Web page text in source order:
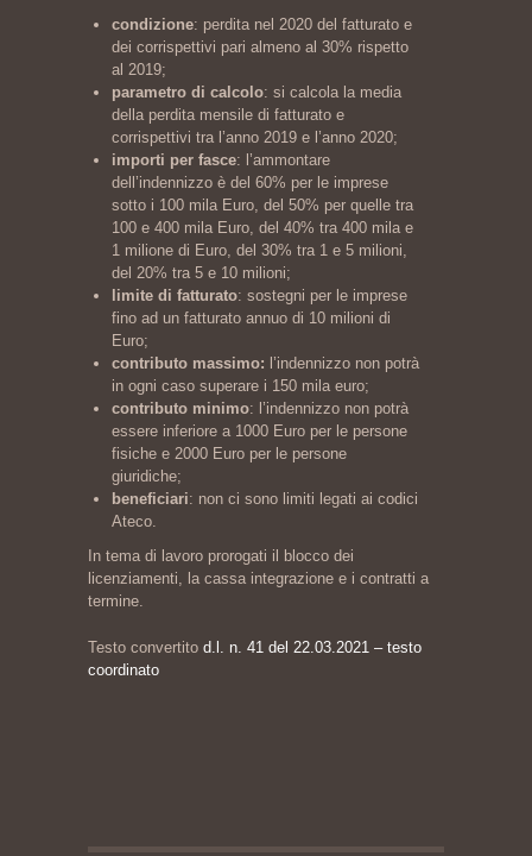
condizione: perdita nel 2020 del fatturato e
dei corrispettivi pari almeno al 30% rispetto
al 2019;
parametro di calcolo: si calcola la media
della perdita mensile di fatturato e
corrispettivi tra l’anno 2019 e l’anno 2020;
importi per fasce: l’ammontare
dell’indennizzo è del 60% per le imprese
sotto i 100 mila Euro, del 50% per quelle tra
100 e 400 mila Euro, del 40% tra 400 mila e
1 milione di Euro, del 30% tra 1 e 5 milioni,
del 20% tra 5 e 10 milioni;
limite di fatturato: sostegni per le imprese
fino ad un fatturato annuo di 10 milioni di
Euro;
contributo massimo: l’indennizzo non potrà
in ogni caso superare i 150 mila euro;
contributo minimo: l’indennizzo non potrà
essere inferiore a 1000 Euro per le persone
fisiche e 2000 Euro per le persone
giuridiche;
beneficiari: non ci sono limiti legati ai codici
Ateco.
In tema di lavoro prorogati il blocco dei
licenziamenti, la cassa integrazione e i contratti a
termine.
Testo convertito d.l. n. 41 del 22.03.2021 – testo
coordinato